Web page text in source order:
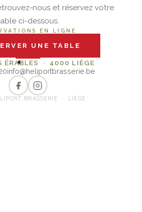
nous et réservez votre
ci-dessous.
EN LIGNE
UNE TABLE
✦
ÉRABLES · 4000 LIÈGE
info@heliportbrasserie.be
BRASSERIE · LIÈGE